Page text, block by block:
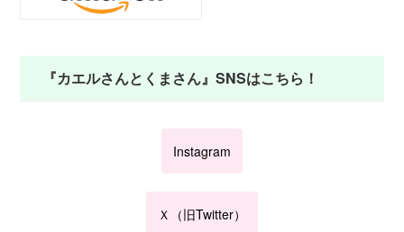
『カエルさんとくまさん』SNSはこちら！
Instagram
Ｘ（旧Twitter）